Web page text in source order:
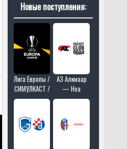
Новые поступления:
Лига Европы /
СИМУЛКАСТ /
МУЛЬТИКАСТ
одном эфире
АЗ Алкмаар
— Ноа